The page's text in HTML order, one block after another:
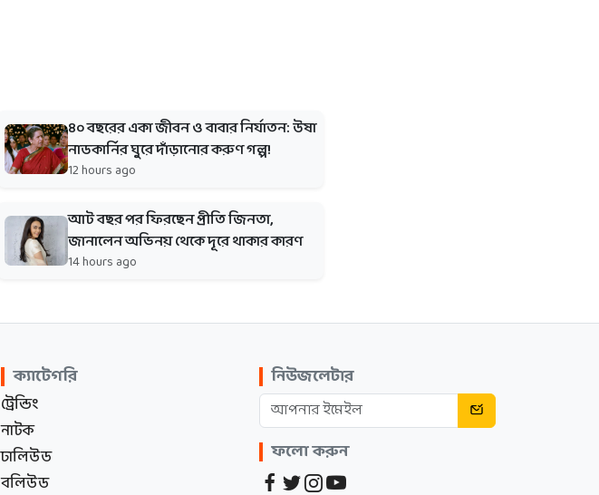
৪০ বছরের একা জীবন ও বাবার নির্যাতন: উষা
নাডকার্নির ঘুরে দাঁড়ানোর করুণ গল্প!
12 hours ago
আট বছর পর ফিরছেন প্রীতি জিনতা,
জানালেন অভিনয় থেকে দূরে থাকার কারণ
14 hours ago
ক্যাটেগরি
ট্রেন্ডিং
নাটক
ঢালিউড
বলিউড
নিউজলেটার
ফলো করুন